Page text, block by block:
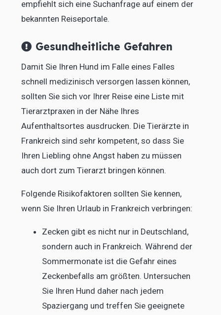
empfiehlt sich eine Suchanfrage auf einem der
bekannten Reiseportale.
Gesundheitliche Gefahren
Damit Sie Ihren Hund im Falle eines Falles
schnell medizinisch versorgen lassen können,
sollten Sie sich vor Ihrer Reise eine Liste mit
Tierarztpraxen in der Nähe Ihres
Aufenthaltsortes ausdrucken. Die Tierärzte in
Frankreich sind sehr kompetent, so dass Sie
Ihren Liebling ohne Angst haben zu müssen
auch dort zum Tierarzt bringen können.
Folgende Risikofaktoren sollten Sie kennen,
wenn Sie Ihren Urlaub in Frankreich verbringen:
Zecken gibt es nicht nur in Deutschland,
sondern auch in Frankreich. Während der
Sommermonate ist die Gefahr eines
Zeckenbefalls am größten. Untersuchen
Sie Ihren Hund daher nach jedem
Spaziergang und treffen Sie geeignete